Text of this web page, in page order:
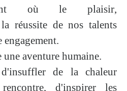
oùle plaisir,
la réussite de nos talents
une aventure humaine.
de la chaleur
d'inspirer les